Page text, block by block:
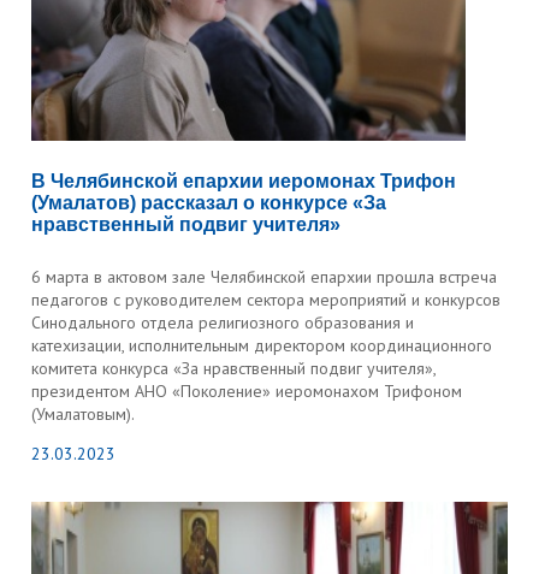
В Челябинской епархии иеромонах Трифон
(Умалатов) рассказал о конкурсе «За
нравственный подвиг учителя»
6 марта в актовом зале Челябинской епархии прошла встреча
педагогов с руководителем сектора мероприятий и конкурсов
Синодального отдела религиозного образования и
катехизации, исполнительным директором координационного
комитета конкурса «За нравственный подвиг учителя»,
президентом АНО «Поколение» иеромонахом Трифоном
(Умалатовым).
23.03.2023